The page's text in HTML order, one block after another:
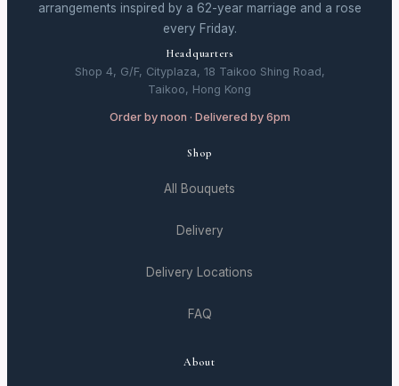
arrangements inspired by a 62-year marriage and a rose
every Friday.
Headquarters
Shop 4, G/F, Cityplaza, 18 Taikoo Shing Road,
Taikoo, Hong Kong
Order by noon · Delivered by 6pm
Shop
All Bouquets
Delivery
Delivery Locations
FAQ
About